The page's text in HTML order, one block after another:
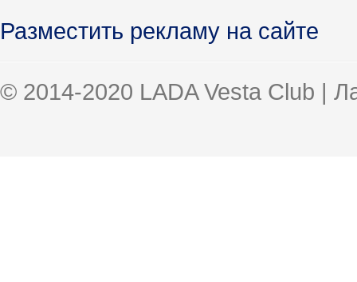
Разместить рекламу на сайте
© 2014-2020 LADA Vesta Club |